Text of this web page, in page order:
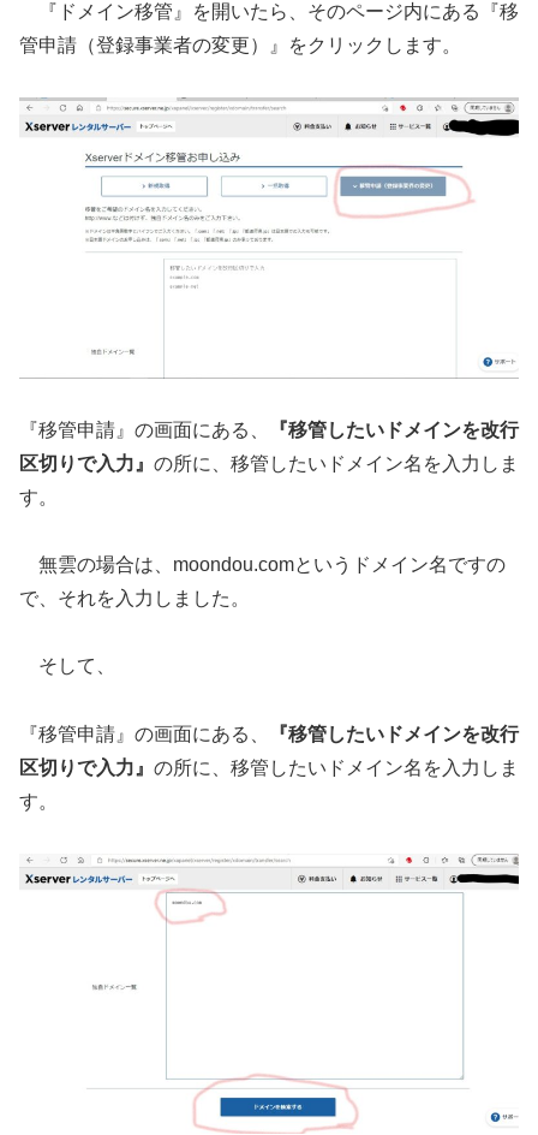
『ドメイン移管』を開いたら、そのページ内にある『移
管申請（登録事業者の変更）』をクリックします。
『移管申請』の画面にある、
『移管したいドメインを改行
区切りで入力』 の所に、移管したいドメイン名を入力しま
す。
無雲の場合は、moondou.comというドメイン名ですの
で、それを入力しました。
そして、
『移管申請』の画面にある、
『移管したいドメインを改行
区切りで入力』 の所に、移管したいドメイン名を入力しま
す。